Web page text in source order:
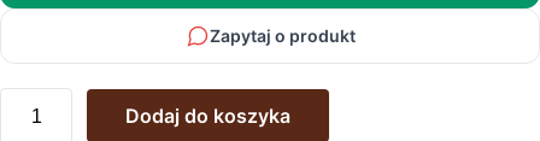
Zapytaj o produkt
Stolik
Dodaj do koszyka